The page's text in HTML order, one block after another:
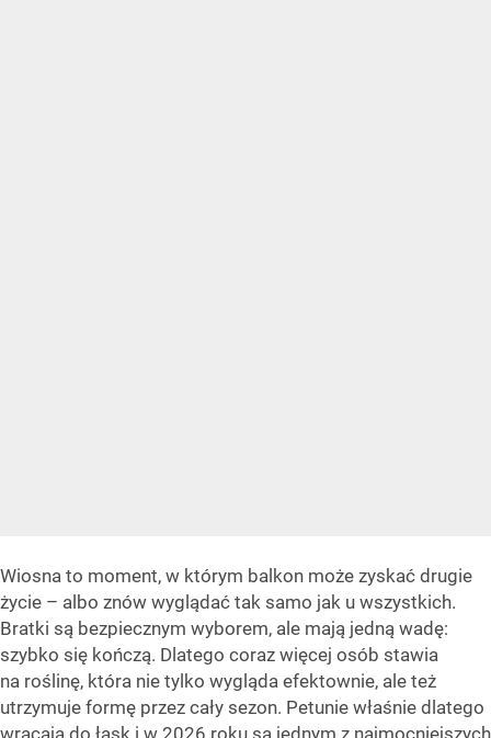
Wiosna to moment, w którym balkon może zyskać drugie
życie – albo znów wyglądać tak samo jak u wszystkich.
Bratki są bezpiecznym wyborem, ale mają jedną wadę:
szybko się kończą. Dlatego coraz więcej osób stawia
na roślinę, która nie tylko wygląda efektownie, ale też
utrzymuje formę przez cały sezon. Petunie właśnie dlatego